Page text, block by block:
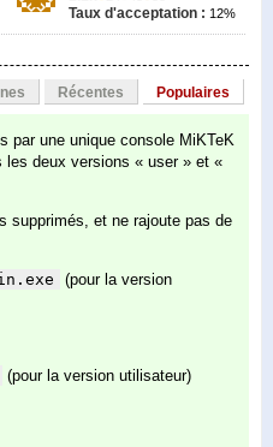
Taux d'acceptation : 12%
Récentes Populaires
par une unique console MiKTeK
les deux versions « user » et «
supprimés, et ne rajoute pas de
(pour la version
(pour la version utilisateur)